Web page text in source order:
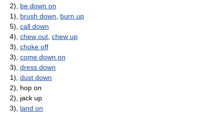
2), be down on
1), brush down
burn up
5), call down
4), chew out chew up
3), choke off
3), come down on
3), dress down
1), dust down
2), hop on
2), jack up
3), land on